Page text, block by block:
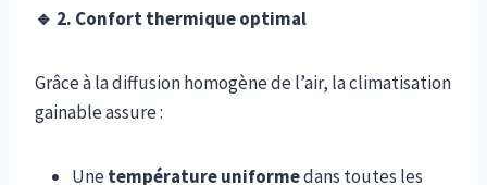
🔹 2. Confort thermique optimal
Grâce à la diffusion homogène de l’air, la climatisation
gainable assure :
Unetempérature uniformedans toutes les